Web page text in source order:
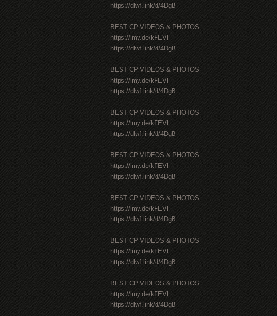
https://dlwf.link/d/4DgB
BEST CP VIDEOS & PHOTOS
https://lmy.de/kFEVl
https://dlwf.link/d/4DgB
BEST CP VIDEOS & PHOTOS
https://lmy.de/kFEVl
https://dlwf.link/d/4DgB
BEST CP VIDEOS & PHOTOS
https://lmy.de/kFEVl
https://dlwf.link/d/4DgB
BEST CP VIDEOS & PHOTOS
https://lmy.de/kFEVl
https://dlwf.link/d/4DgB
BEST CP VIDEOS & PHOTOS
https://lmy.de/kFEVl
https://dlwf.link/d/4DgB
BEST CP VIDEOS & PHOTOS
https://lmy.de/kFEVl
https://dlwf.link/d/4DgB
BEST CP VIDEOS & PHOTOS
https://lmy.de/kFEVl
https://dlwf.link/d/4DgB